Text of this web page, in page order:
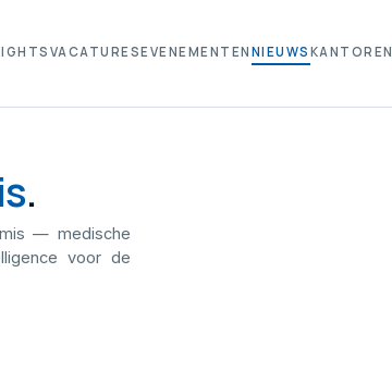
VACATURESEVENEMENTEN NIEUWS KANTOREN
.
— medische
voor de